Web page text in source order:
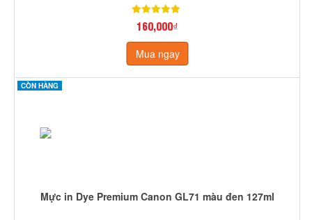
160,000₫
Mua ngay
CÒN HÀNG
Mực in Dye Premium Canon GL71 màu đen 127ml